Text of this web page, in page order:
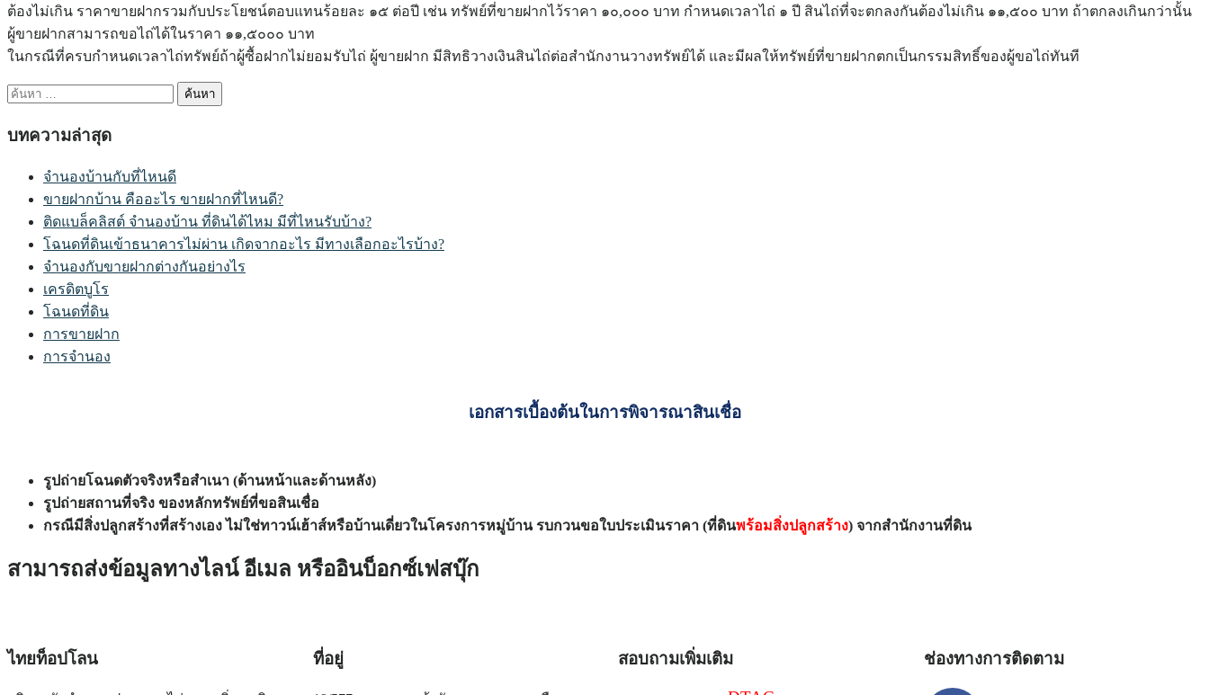
ต้องไม่เกิน ราคาขายฝากรวมกับประโยชน์ตอบแทนร้อยละ ๑๕ ต่อปี เช่น ทรัพย์ที่ขายฝากไว้ราคา ๑๐,๐๐๐ บาท กำหนดเวลาไถ่ ๑ ปี สินไถ่ที่จะตกลงกันต้องไม่เกิน ๑๑,๕๐๐ บาท ถ้าตกลงเกินกว่านั้น
ผู้ขายฝากสามารถขอไถ่ได้ในราคา ๑๑,๕๐๐๐ บาท
ในกรณีที่ครบกำหนดเวลาไถ่ทรัพย์ถ้าผู้ซื้อฝากไม่ยอมรับไถ่ ผู้ขายฝาก มีสิทธิวางเงินสินไถ่ต่อสำนักงานวางทรัพย์ได้ และมีผลให้ทรัพย์ที่ขายฝากตกเป็นกรรมสิทธิ์ของผู้ขอไถ่ทันที
ค้นหา
บทความล่าสุด
จำนองบ้านกับที่ไหนดี
ขายฝากบ้าน คืออะไร ขายฝากที่ไหนดี?
ติดแบล็คลิสต์ จำนองบ้าน ที่ดินได้ไหม มีที่ไหนรับบ้าง?
โฉนดที่ดินเข้าธนาคารไม่ผ่าน เกิดจากอะไร มีทางเลือกอะไรบ้าง?
จำนองกับขายฝากต่างกันอย่างไร
เครดิตบูโร
โฉนดที่ดิน
การขายฝาก
การจำนอง
เอกสารเบื้องต้นในการพิจารณาสินเชื่อ
รูปถ่ายโฉนดตัวจริงหรือสำเนา (ด้านหน้าและด้านหลัง)
รูปถ่ายสถานที่จริง ของหลักทรัพย์ที่ขอสินเชื่อ
กรณีมีสิ่งปลูกสร้างที่สร้างเอง ไม่ใช่ทาวน์เฮ้าส์หรือบ้านเดี่ยวในโครงการหมู่บ้าน รบกวนขอใบประเมินราคา (ที่ดินพร้อมสิ่งปลูกสร้าง) จากสำนักงานที่ดิน
สามารถส่งข้อมูลทางไลน์ อีเมล หรืออินบ็อกซ์เฟสบุ๊ก
ไทยท็อปโลน ที่อยู่ สอบถามเพิ่มเติม ช่องทางการติดตาม